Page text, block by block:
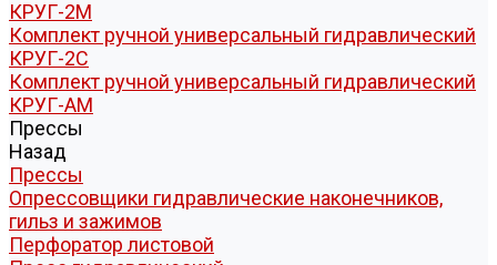
КРУГ-2М
Комплект ручной универсальный гидравлический
КРУГ-2С
Комплект ручной универсальный гидравлический
КРУГ-АМ
Прессы
Назад
Прессы
Опрессовщики гидравлические наконечников,
гильз и зажимов
Перфоратор листовой